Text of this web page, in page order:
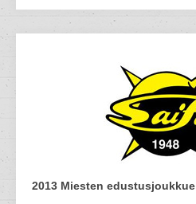
2013 Miesten edustusjoukkue